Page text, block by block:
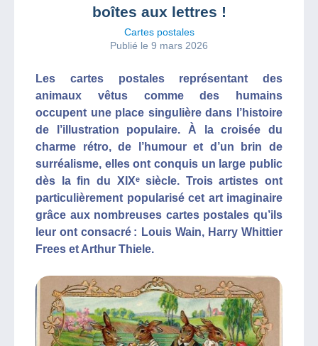
boîtes aux lettres !
Cartes postales
Publié le 9 mars 2026
Les cartes postales représentant des
animaux vêtus comme des humains
occupent une place singulière dans l’histoire
de l’illustration populaire. À la croisée du
charme rétro, de l’humour et d’un brin de
surréalisme, elles ont conquis un large public
dès la fin du XIXᵉ siècle. Trois artistes ont
particulièrement popularisé cet art imaginaire
grâce aux nombreuses cartes postales qu’ils
leur ont consacré : Louis Wain, Harry Whittier
Frees et Arthur Thiele.